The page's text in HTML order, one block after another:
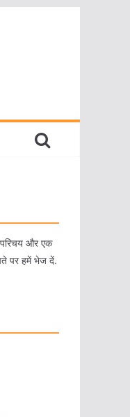
और एक
पर हमें भेज दें.